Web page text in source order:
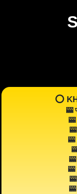
⭕️
🎰
🎰
🎰
🎰